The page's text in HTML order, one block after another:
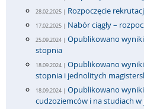
28.02.2025 | Rozpoczęcie
17.02.2025 | Nabór ciągły –
25.09.2024 | Opublikowano
stopnia
18.09.2024 | Opublikowano
stopnia i jednolitych
18.09.2024 | Opublikowano
cudzoziemców i na studiach w